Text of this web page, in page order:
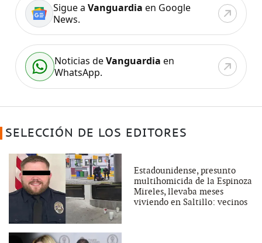
Sigue a Vanguardia en Google
News.
Noticias deVanguardia en
WhatsApp.
SELECCIÓN DE LOS EDITORES
Estadounidense, presunto
multihomicida de la Espinoza
Mireles, llevaba meses
viviendo en Saltillo: vecinos